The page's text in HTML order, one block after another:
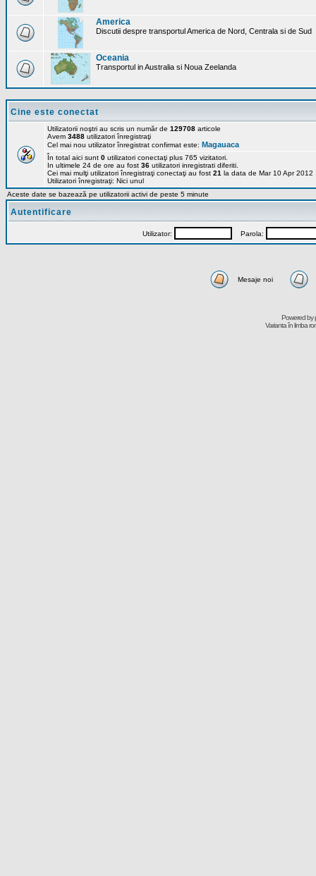
America
Discutii despre transportul America de Nord, Centrala si de Sud
Oceania
Transportul in Australia si Noua Zeelanda
Cine este conectat
Utilizatorii noştri au scris un număr de 129708 articole
Avem 3488 utilizatori înregistraţi
Cel mai nou utilizator înregistrat confirmat este: Magauaca
În total aici sunt 0 utilizatori conectaţi plus 765 vizitatori.
In ultimele 24 de ore au fost 36 utilizatori inregistrati diferiti.
Cei mai mulţi utilizatori înregistraţi conectaţi au fost 21 la data de Mar 10 Apr 2012
Utilizatori înregistraţi: Nici unul
Aceste date se bazează pe utilizatorii activi de peste 5 minute
Autentificare
Utilizator: Parola:
Mesaje noi
Powered by
Varianta în limba